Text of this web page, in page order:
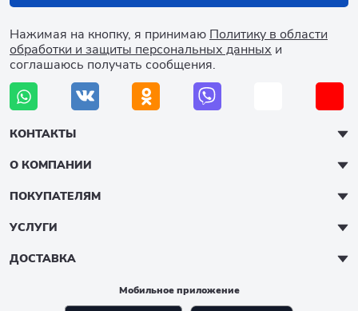
Нажимая на кнопку, я принимаю Политику в области
обработки и защиты персональных данных и
соглашаюсь получать сообщения.
КОНТАКТЫ
О КОМПАНИИ
ПОКУПАТЕЛЯМ
УСЛУГИ
ДОСТАВКА
Мобильное приложение